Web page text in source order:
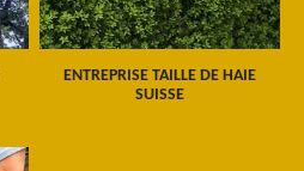
ENTREPRISE TAILLE DE HAIE
SUISSE